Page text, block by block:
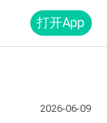
打开App
2026-06-09